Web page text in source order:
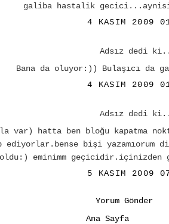
galiba hastalik gecici...aynisi
4 KASIM 2009
Adsız dedi
Bana da oluyor:)) Bulaşıcı da
4 KASIM 2009
Adsız dedi
var) hatta ben bloğu kapatma
bişi yazamıorum
eminimm geçicidir.içinizden
5 KASIM 2009
Yorum Gönder
Ana Sayfa